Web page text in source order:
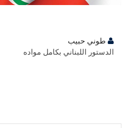
الدستور اللبناني بكامل مواده